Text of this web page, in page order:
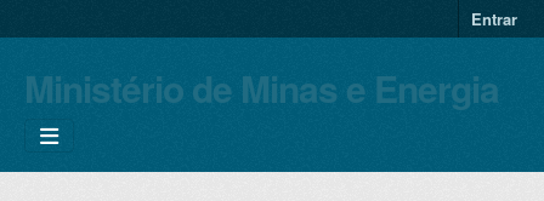
Entrar
Ministério de Minas e Energia